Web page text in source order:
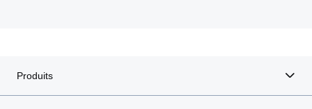
Produits